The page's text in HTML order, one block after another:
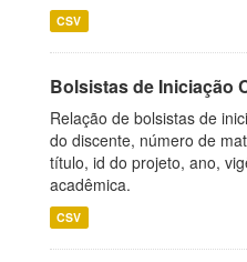
CSV
Bolsistas de Iniciação
Relação de bolsistas de
do discente, número de
título, id do projeto, ano,
acadêmica.
CSV